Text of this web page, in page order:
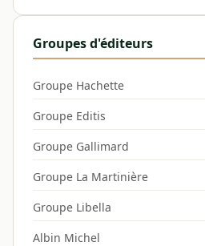
Groupes d'éditeurs
Groupe Hachette
Groupe Editis
Groupe Gallimard
Groupe La Martinière
Groupe Libella
Albin Michel